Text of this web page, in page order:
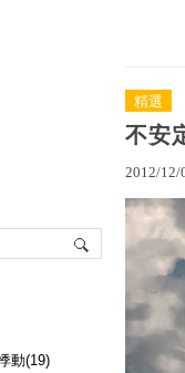
精選
不安
2012/12/
動(19)